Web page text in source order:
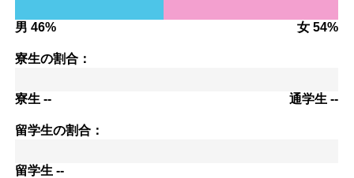
男 46% 女 54%
寮生の割合：
寮生 -- 通学生 --
留学生の割合：
留学生 --